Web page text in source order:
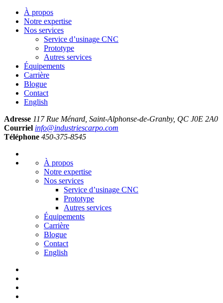
À propos
Notre expertise
Nos services
Service d’usinage CNC
Prototype
Autres services
Équipements
Carrière
Blogue
Contact
English
Adresse 117 Rue Ménard, Saint-Alphonse-de-Granby, QC J0E 2A0
Courriel info@industriescarpo.com
Téléphone 450-375-8545
À propos
Notre expertise
Nos services
Service d’usinage CNC
Prototype
Autres services
Équipements
Carrière
Blogue
Contact
English